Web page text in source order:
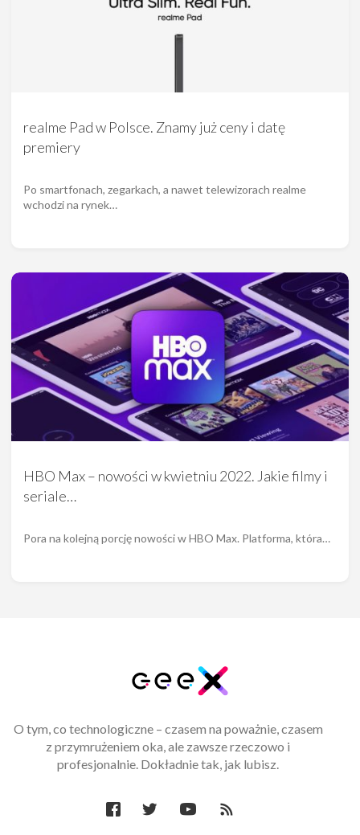
realme Pad w Polsce. Znamy już ceny i datę
premiery
Po smartfonach, zegarkach, a nawet telewizorach realme
wchodzi na rynek…
HBO Max – nowości w kwietniu 2022. Jakie filmy i
seriale…
Pora na kolejną porcję nowości w HBO Max. Platforma, która…
O tym, co technologiczne – czasem na poważnie, czasem
z przymrużeniem oka, ale zawsze rzeczowo i
profesjonalnie. Dokładnie tak, jak lubisz.